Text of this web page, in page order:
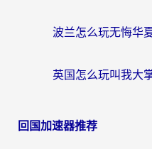
回国加速器推荐